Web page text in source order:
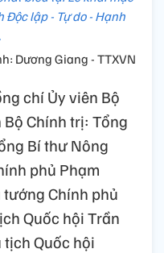
lập - Tự do - Hạnh
Dương Giang - TTXVN
chí Ủy viên Bộ
Chính trị: Tổng
Bí thư Nông
phủ Phạm
Chính phủ
Quốc hội Trần
Quốc hội